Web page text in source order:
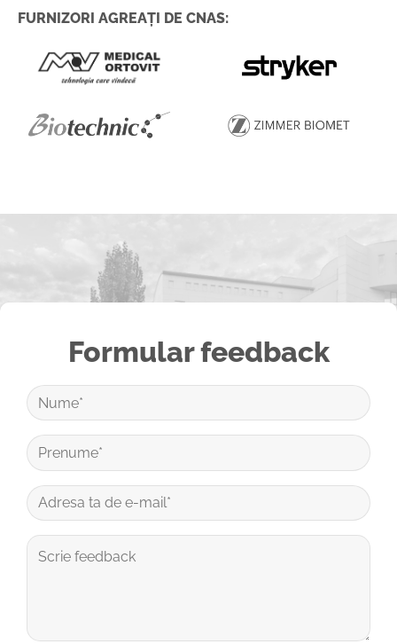
FURNIZORI AGREAȚI DE CNAS:
Formular feedback